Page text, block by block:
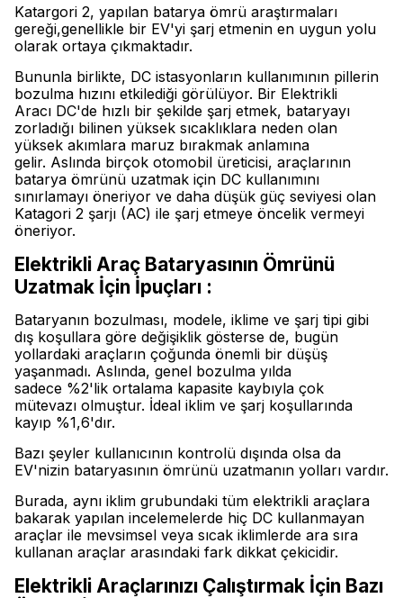
Katargori 2, yapılan batarya ömrü araştırmaları
gereği,genellikle bir EV'yi şarj etmenin en uygun yolu
olarak ortaya çıkmaktadır.
Bununla birlikte, DC istasyonların kullanımının pillerin
bozulma hızını etkilediği görülüyor. Bir Elektrikli
Aracı DC'de hızlı bir şekilde şarj etmek, bataryayı
zorladığı bilinen yüksek sıcaklıklara neden olan
yüksek akımlara maruz bırakmak anlamına
gelir. Aslında birçok otomobil üreticisi, araçlarının
batarya ömrünü uzatmak için DC kullanımını
sınırlamayı öneriyor ve daha düşük güç seviyesi olan
Katagori 2 şarjı (AC) ile şarj etmeye öncelik vermeyi
öneriyor.
Elektrikli Araç Bataryasının Ömrünü
Uzatmak İçin İpuçları :
Bataryanın bozulması, modele, iklime ve şarj tipi gibi
dış koşullara göre değişiklik gösterse de, bugün
yollardaki araçların çoğunda önemli bir düşüş
yaşanmadı. Aslında, genel bozulma yılda
sadece %2'lik ortalama kapasite kaybıyla çok
mütevazı olmuştur. İdeal iklim ve şarj koşullarında
kayıp %1,6'dır.
Bazı şeyler kullanıcının kontrolü dışında olsa da
EV'nizin bataryasının ömrünü uzatmanın yolları vardır.
Burada, aynı iklim grubundaki tüm elektrikli araçlara
bakarak yapılan incelemelerde hiç DC kullanmayan
araçlar ile mevsimsel veya sıcak iklimlerde ara sıra
kullanan araçlar arasındaki fark dikkat çekicidir.
Elektrikli Araçlarınızı Çalıştırmak İçin Bazı